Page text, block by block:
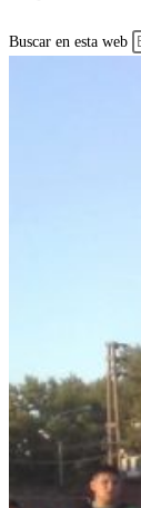
Buscar en esta web